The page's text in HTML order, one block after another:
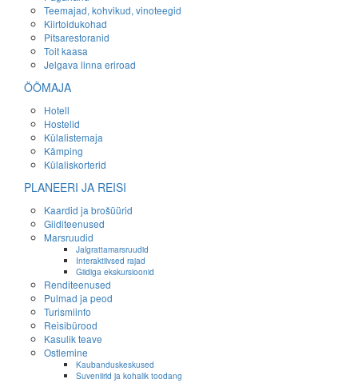
Teemajad, kohvikud, vinoteegid
Kiirtoidukohad
Pitsarestoranid
Toit kaasa
Jelgava linna eriroad
ÖÖMAJA
Hotell
Hostelid
Külalistemaja
Kämping
Külaliskorterid
PLANEERI JA REISI
Kaardid ja brošüürid
Giiditeenused
Marsruudid
Jalgrattamarsruudid
Interaktiivsed rajad
Giidiga ekskursioonid
Renditeenused
Pulmad ja peod
Turismiinfo
Reisibürood
Kasulik teave
Ostlemine
Kaubanduskeskused
Suveniirid ja kohalik toodang